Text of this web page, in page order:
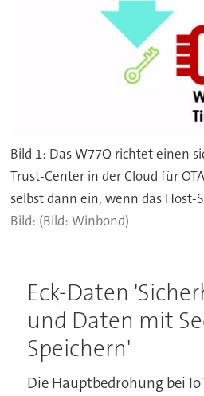
Bild 1: Das W77Q richtet einen
Trust-Center in der Cloud für
selbst dann ein, wenn das Host-
(Bild: Winbond)
Eck-Daten
und Daten mit
Speichern'
Die Hauptbedrohung bei